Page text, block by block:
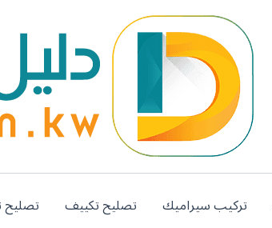
تركيب سيراميك تصليح تكييف تصليح